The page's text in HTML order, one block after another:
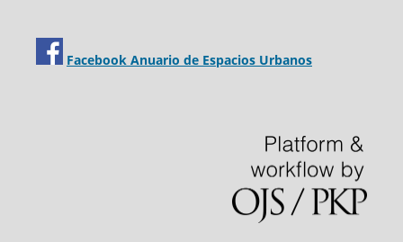
Facebook Anuario de Espacios Urbanos